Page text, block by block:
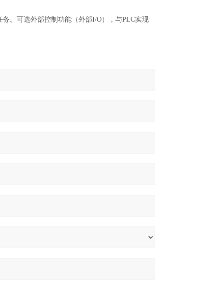
。可选外部控制功能（外部I/O），与PLC实现